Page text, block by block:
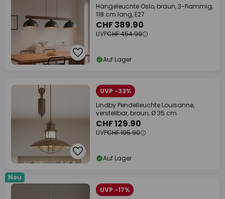
Hängeleuchte Oslo, braun, 3-flammig,
118 cm lang, E27
CHF 389.90
UVPCHF 454.90
Auf Lager
UVP -33%
Lindby Pendelleuchte Louisanne,
verstellbar, braun, Ø 35 cm
CHF 129.90
UVPCHF 195.90
Auf Lager
Neu
UVP -17%